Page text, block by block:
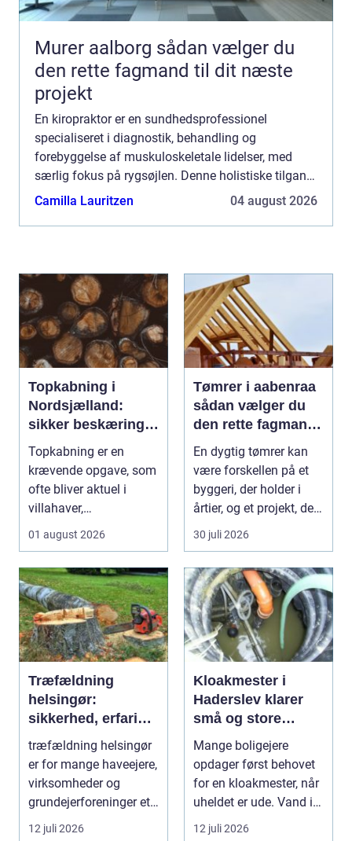
Murer aalborg sådan vælger du
den rette fagmand til dit næste
projekt
En kiropraktor er en sundhedsprofessionel
specialiseret i diagnostik, behandling og
forebyggelse af muskuloskeletale lidelser, med
særlig fokus på rygsøjlen. Denne holistiske tilgang
til kroppens velvære arbejder ud fra den f...
Camilla Lauritzen 04 august 2026
Topkabning i
Nordsjælland:
sikker beskæring
af store træer
Topkabning er en
krævende opgave, som
ofte bliver aktuel i
villahaver,
sommerhusområder ...
01 august 2026
Tømrer i aabenraa
sådan vælger du
den rette fagmand
til dit projekt
En dygtig tømrer kan
være forskellen på et
byggeri, der holder i
årtier, og et projekt, der
hurtigt ...
30 juli 2026
Træfældning
helsingør:
sikkerhed, erfaring
og gode løsninger i
nordsjælland
træfældning helsingør
er for mange haveejere,
virksomheder og
grundejerforeninger et
nødvendigt skri...
12 juli 2026
Kloakmester i
Haderslev klarer
små og store
akutte opgaver
Mange boligejere
opdager først behovet
for en kloakmester, når
uheldet er ude. Vand i
k...
12 juli 2026